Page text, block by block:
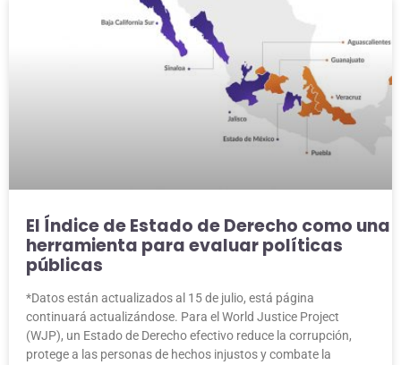
El Índice de Estado de Derecho como una
herramienta para evaluar políticas
públicas
*Datos están actualizados al 15 de julio, está página
continuará actualizándose. Para el World Justice Project
(WJP), un Estado de Derecho efectivo reduce la corrupción,
protege a las personas de hechos injustos y combate la